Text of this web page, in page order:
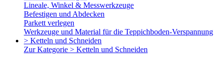
Lineale, Winkel & Messwerkzeuge
Befestigen und Abdecken
Parkett verlegen
Werkzeuge und Material für die Teppichboden-Verspannung
> Ketteln und Schneiden
Zur Kategorie > Ketteln und Schneiden